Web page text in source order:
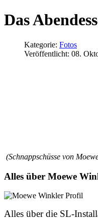
Das
Kategorie: Fotos
Veröffentlicht: 08.
(Schnappschüsse von
Alles über Moewe
Alles über die SL-